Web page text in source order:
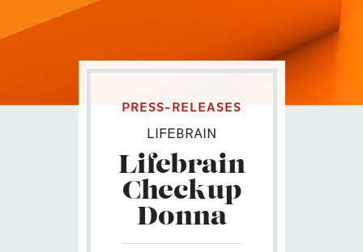
PRESS-RELEASES
LIFEBRAIN
Lifebrain
Checkup
Donna